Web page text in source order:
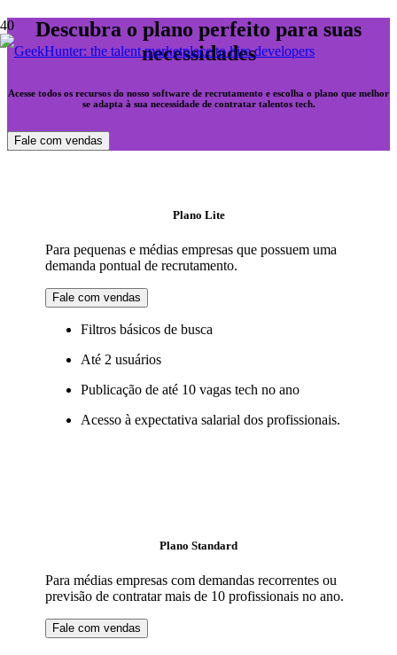
Descubra o plano perfeito para suas
necessidades
Acesse todos os recursos do nosso software de recrutamento e escolha o plano que melhor
se adapta à sua necessidade de contratar talentos tech.
Fale com vendas
Plano Lite
Para pequenas e médias empresas que possuem uma
demanda pontual de recrutamento.
Fale com vendas
Filtros básicos de busca
Até 2 usuários
Publicação de até 10 vagas tech no ano
Acesso à expectativa salarial dos profissionais.
Plano Standard
Para médias empresas com demandas recorrentes ou
previsão de contratar mais de 10 profissionais no ano.
Fale com vendas